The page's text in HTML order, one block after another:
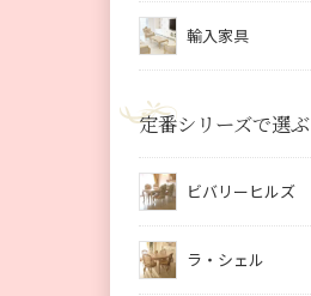
輸入家具
定番シリーズで選ぶ
ビバリーヒルズ
ラ・シェル